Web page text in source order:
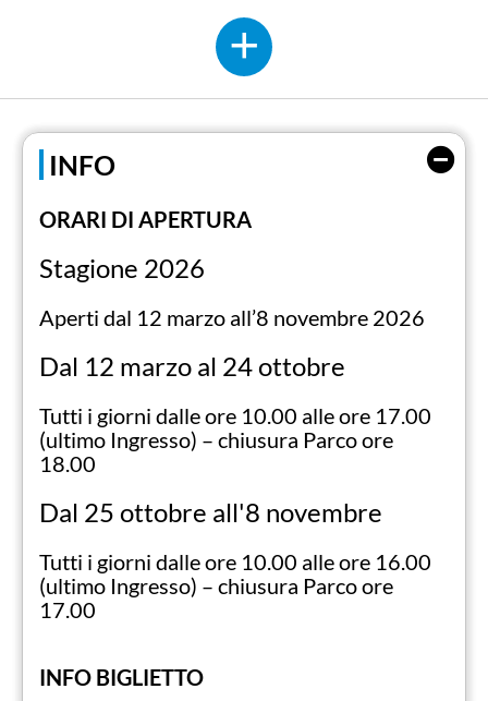
zebre, canguri, coati, gru antigone
Luisa Pallavicino
trasformato. Con la gestione
2017, sono ospitate oltre50 specie tra
mammiferi e volatili, compresi
alcuniesemplari selvatici
salvati dalla guardia
forestale e che non sopravvivrebbero se
reimmessi in libertà.
Fattoria: uno spazio nel quale
daini vivono liberi e possono essere
avvicinati e accarezzati dai visitatori. Un
contatto reale per educare al rispetto degli
animali.
Di altrettanto valore è laflorapresente nel
giardino botanico. Vi si trovano
lyriodendri– tra i più antichi in Italia -, e altre
specie esotiche comeginkgo bilobae
sequoie. Il grandiosocedrodel Libano , che
domina sul panorama verso il Lago Maggiore
e la villa, è l’icona del parco, mentre l’essenza
chiamata l’Albero dei Fazzoletti: i suoi fiori
sono avvolti da grandi bratee che sembrano
INFO
ORARI DI APERTURA
Stagione 2026
Aperti dal 12 marzo all’8 novembre 2026
Dal 12 marzo al 24 ottobre
Tutti i giorni dalle ore 10.00 alle ore 17.00
(ultimo Ingresso) – chiusura Parco ore
18.00
Dal 25 ottobre all'8 novembre
Tutti i giorni dalle ore 10.00 alle ore 16.00
(ultimo Ingresso) – chiusura Parco ore
17.00
INFO BIGLIETTO